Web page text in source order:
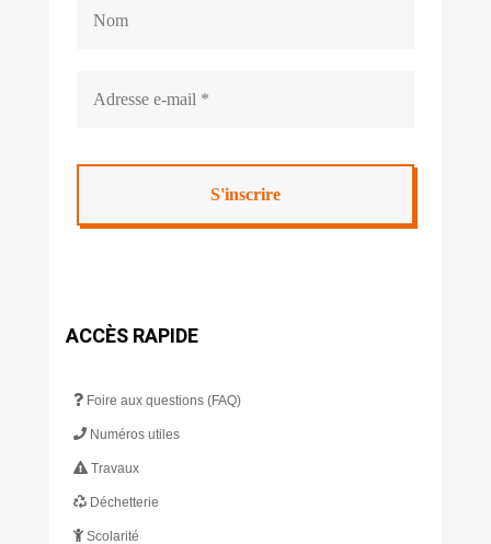
ACCÈS RAPIDE
Foire aux questions (FAQ)
Numéros utiles
Travaux
Déchetterie
Scolarité